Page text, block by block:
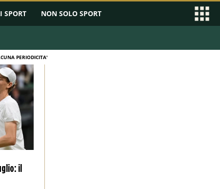
SPORT NON SOLO SPORT
PERIODICITA'
il